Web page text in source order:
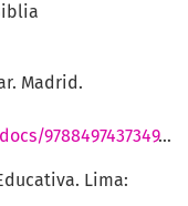
Madrid.
Lima: